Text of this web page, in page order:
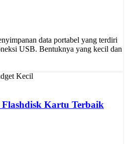
data portabel yang terdiri
USB. Bentuknya yang kecil dan
Kartu Terbaik